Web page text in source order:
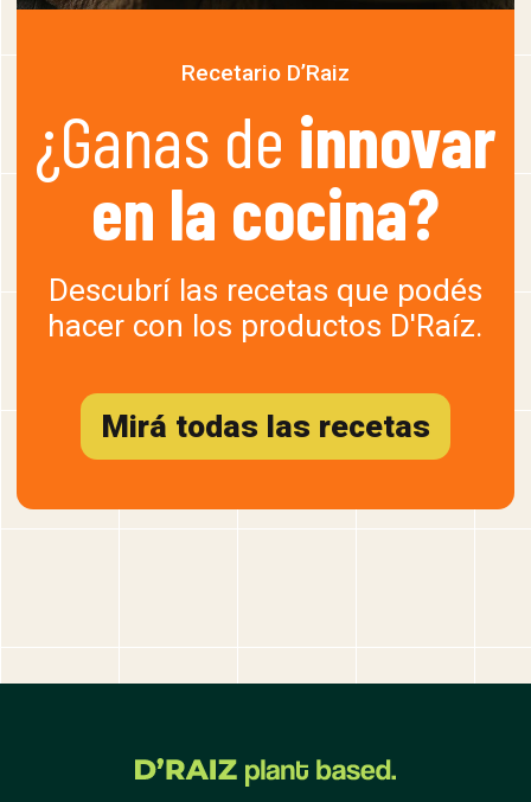
Recetario D’Raiz
¿Ganas de innovar
en la cocina?
Descubrí las recetas que podés
hacer con los productos D'Raíz.
Mirá todas las recetas